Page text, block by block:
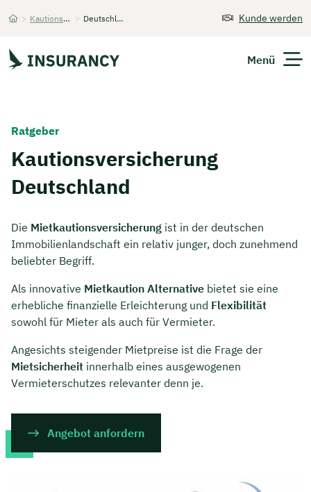
> Kautionsversicherung > Deutschland Kunde werden
Menü
Finanzen
Über Uns
Kontakt
Ratgeber
Kautionsversicherung
Deutschland
Die Mietkautionsversicherung ist in der deutschen
Immobilienlandschaft ein relativ junger, doch zunehmend
beliebter Begriff.
Als innovative Mietkaution Alternative bietet sie eine
erhebliche finanzielle Erleichterung und Flexibilität
sowohl für Mieter als auch für Vermieter.
Angesichts steigender Mietpreise ist die Frage der
Mietsicherheit innerhalb eines ausgewogenen
Vermieterschutzes relevanter denn je.
Angebot anfordern